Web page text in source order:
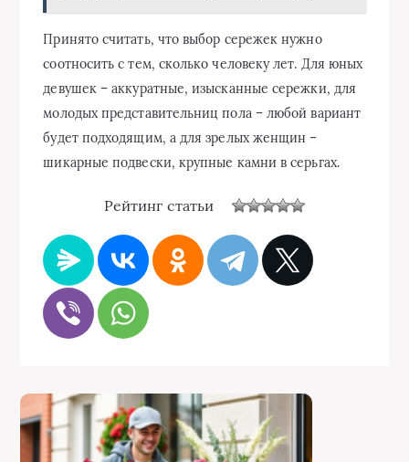
Принято считать, что выбор сережек нужно
соотносить с тем, сколько человеку лет. Для юных
девушек – аккуратные, изысканные сережки, для
молодых представительниц пола – любой вариант
будет подходящим, а для зрелых женщин –
шикарные подвески, крупные камни в серьгах.
Рейтинг статьи